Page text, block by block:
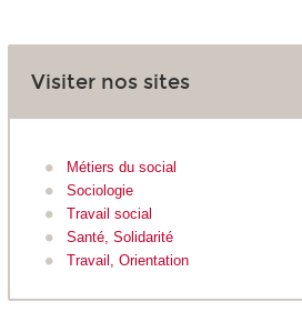
Visiter nos sites
Métiers du social
Sociologie
Travail social
Santé, Solidarité
Travail, Orientation